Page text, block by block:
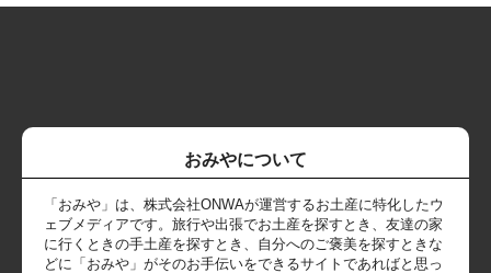
おみやについて
「おみや」は、株式会社ONWAが運営するお土産に特化したウ
ェブメディアです。旅行や出張でお土産を探すとき、友達の家
に行くときの手土産を探すとき、自分へのご褒美を探すときな
どに「おみや」がそのお手伝いをできるサイトであればと思っ